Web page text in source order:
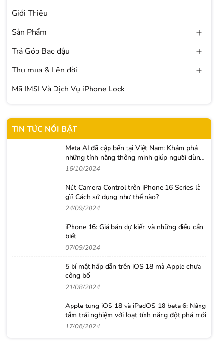
Giới Thiệu
Sản Phẩm
Trả Góp Bao đậu
Thu mua & Lên đời
Mã IMSI Và Dịch Vụ iPhone Lock
TIN TỨC NỔI BẬT
Meta AI đã cập bến tại Việt Nam: Khám phá
những tính năng thông minh giúp người dùng
nâng tầm trải nghiệm
16/10/2024
Nút Camera Control trên iPhone 16 Series là
gì? Cách sử dụng như thế nào?
24/09/2024
iPhone 16: Giá bán dự kiến và những điều cần
biết
07/09/2024
5 bí mật hấp dẫn trên iOS 18 mà Apple chưa
công bố
21/08/2024
Apple tung iOS 18 và iPadOS 18 beta 6: Nâng
tầm trải nghiệm với loạt tính năng đột phá mới
17/08/2024